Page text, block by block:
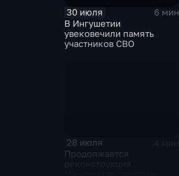
30 июля
6 мин
В Ингушетии
увековечили память
участников СВО
28 июля
Продолжается